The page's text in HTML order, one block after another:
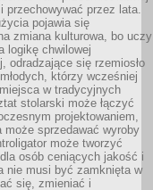
przechowywać przez lata.
pojawia się
zmiana kulturowa, bo uczy
logikę chwilowej
odradzające się rzemiosło
którzy wcześniej
w tradycyjnych
stolarski może łączyć
projektowaniem,
może sprzedawać wyroby
może tworzyć
osób ceniących jakość i
nie musi być zamknięta w
się, zmieniać i